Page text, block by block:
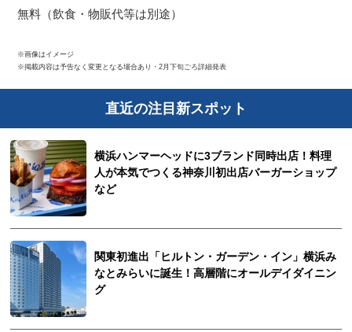
無料（飲食・物販代等は別途）
※画像はイメージ
※掲載内容は予告なく変更となる場合あり・2月下旬ごろ詳細発表
直近の注目新スポット
横浜ハンマーヘッドに3ブランド同時出店！料理
人が本気でつくる神奈川初出店バーガーショップ
など
関東初進出「ヒルトン・ガーデン・イン」横浜み
なとみらいに誕生！高層階にオールデイダイニン
グ